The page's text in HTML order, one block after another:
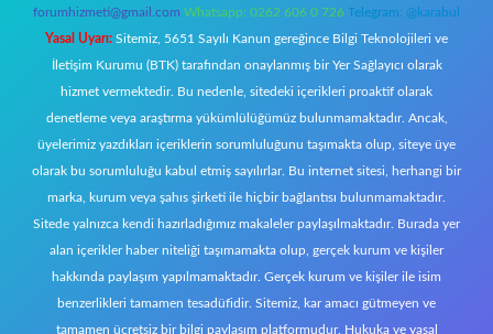
forumhizmeti@gmail.com Whatsapp: 0262 606 0 726 Telegram: @karabul
Yasal Uyarı: Sitemiz, 5651 Sayılı Kanun gereğince Bilgi Teknolojileri ve
İletişim Kurumu (BTK) tarafından onaylanmış bir Yer Sağlayıcı olarak
hizmet vermektedir. Bu nedenle, sitedeki içerikleri proaktif olarak
denetleme veya araştırma yükümlülüğümüz bulunmamaktadır. Ancak,
üyelerimiz yazdıkları içeriklerin sorumluluğunu taşımakta olup, siteye üye
olarak bu sorumluluğu kabul etmiş sayılırlar. Bu internet sitesi, herhangi bir
marka, kurum veya şahıs şirketi ile hiçbir bağlantısı bulunmamaktadır.
Sitede yalnızca kendi hazırladığımız makaleler paylaşılmaktadır. Burada yer
alan içerikler haber niteliği taşımamakta olup, gerçek kurum ve kişiler
hakkında paylaşım yapılmamaktadır. Gerçek kurum ve kişiler ile isim
benzerlikleri tamamen tesadüfidir. Sitemiz, kar amacı gütmeyen ve
tamamen ücretsiz bir bilgi paylaşım platformudur. Hukuka ve yasal